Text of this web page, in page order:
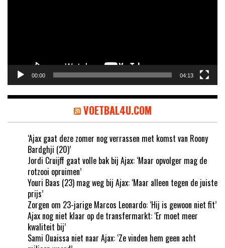
00:00 04:13
VOETBAL4U.COM
‘Ajax gaat deze zomer nog verrassen met komst van Roony
Bardghji (20)’
Jordi Cruijff gaat volle bak bij Ajax: ‘Maar opvolger mag de
rotzooi opruimen’
Youri Baas (23) mag weg bij Ajax: ‘Maar alleen tegen de juiste
prijs’
Zorgen om 23-jarige Marcos Leonardo: ‘Hij is gewoon niet fit’
Ajax nog niet klaar op de transfermarkt: ‘Er moet meer
kwaliteit bij’
Sami Ouaissa niet naar Ajax: ‘Ze vinden hem geen acht